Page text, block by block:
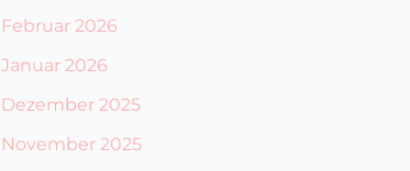
Februar 2026
Januar 2026
Dezember 2025
November 2025